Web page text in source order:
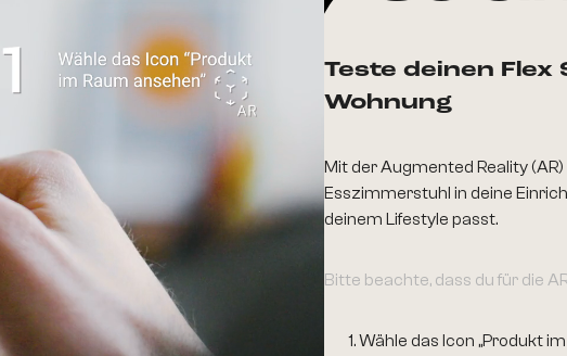
Teste deinen
Wohnung
Mit der Augmented Reality
Esszimmerstuhl in deine
deinem Lifestyle passt.
Bitte beachte, dass du für die
Wähle das Icon „Produkt